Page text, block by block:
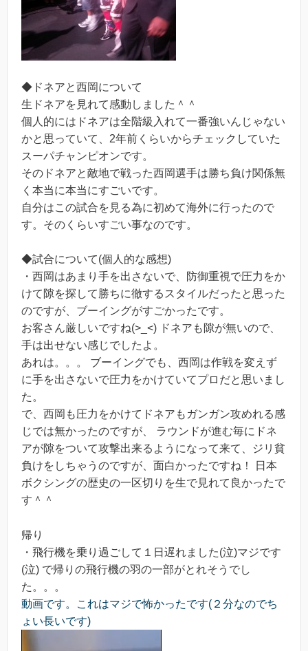
◆ドネアと西岡について
生ドネアを見れて感動しました＾＾
個人的にはドネアは全階級入れて一番強いんじゃない
かと思っていて、2年前くらいからチェックしていた
スーパチャンピオンです。
そのドネアと敵地で戦った西岡選手は勝ち負け関係無
く本当に本当にすごいです。
自分はこの試合を見る為に初めて海外に行ったので
す。そのくらいすごい事なのです。
◆試合について(個人的な感想)
・西岡はあまり手を出さないで、防御重視で圧力をか
けて隙を探して勝ちに徹するスタイルだったと思った
のですが、ブーイングがすごかったです。
お客さん厳しいですね(>_<) ドネアも隙が無いので、
手は出せない感じでしたよ。
あれは。。。 ブーイングでも、西岡は作戦を変えず
に手を出さないで圧力をかけていてプロだと思いまし
た。
で、西岡も圧力をかけてドネアもガンガン攻めれる感
じでは無かったのですが、 ラウンドが進む毎にドネ
アが隙をついて攻撃出来るようになって来て、ジリ貧
負けをしちゃうのですが、面白かったですね！ 日本
ボクシングの歴史の一区切りを生で見れて良かったで
す＾＾
帰り
・飛行機を乗り過ごして１日遅れました(泣)マジです
(泣) で帰りの飛行機の羽の一部がとれそうでし
た。。。
動画です。これはマジで怖かったです(２分なのでち
ょい長いです)